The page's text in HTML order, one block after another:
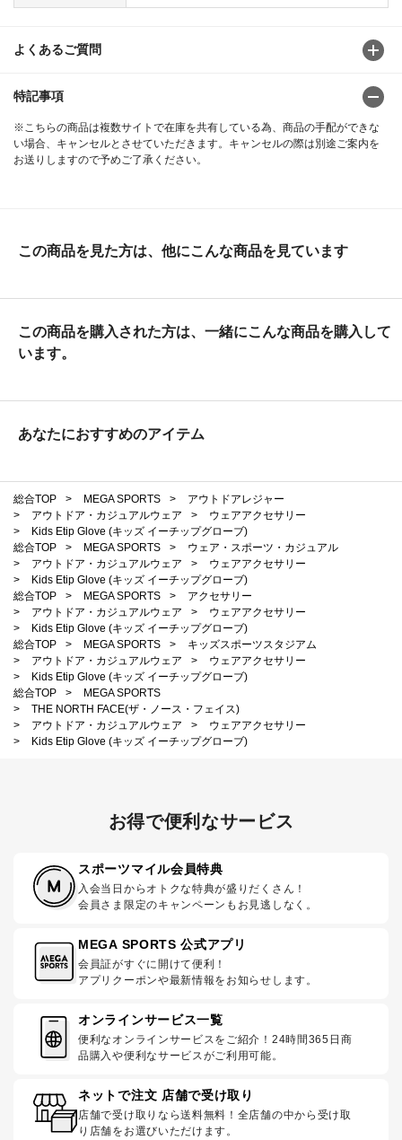
よくあるご質問
特記事項
※こちらの商品は複数サイトで在庫を共有している為、商品の手配ができな
い場合、キャンセルとさせていただきます。キャンセルの際は別途ご案内を
お送りしますので予めご了承ください。
この商品を見た方は、他にこんな商品を見ています
この商品を購入された方は、一緒にこんな商品を購入して
います。
あなたにおすすめのアイテム
総合TOP > MEGA SPORTS >
アウトドアレジャー
>
アウトドア・カジュアルウェア >
ウェアアクセサリー
>
Kids Etip Glove (キッズ イーチップグローブ)
総合TOP
> MEGA SPORTS >
ウェア・スポーツ・カジュアル
>
アウトドア・カジュアルウェア >
ウェアアクセサリー
>
Kids Etip Glove (キッズ イーチップグローブ)
総合TOP
> MEGA SPORTS >
アクセサリー
>
アウトドア・カジュアルウェア >
ウェアアクセサリー
>
Kids Etip Glove (キッズ イーチップグローブ)
総合TOP
> MEGA SPORTS >
キッズスポーツスタジアム
>
アウトドア・カジュアルウェア >
ウェアアクセサリー
>
Kids Etip Glove (キッズ イーチップグローブ)
総合TOP
>
MEGA SPORTS
>
THE NORTH FACE(ザ・ノース・フェイス)
>
アウトドア・カジュアルウェア >
ウェアアクセサリー
>
Kids Etip Glove (キッズ イーチップグローブ)
お得で便利なサービス
スポーツマイル会員特典
入会当日からオトクな特典が盛りだくさん！
会員さま限定のキャンペーンもお見逃しなく。
MEGA SPORTS 公式アプリ
会員証がすぐに開けて便利！
アプリクーポンや最新情報をお知らせします。
オンラインサービス一覧
便利なオンラインサービスをご紹介！24時間365日商
品購入や便利なサービスがご利用可能。
ネットで注文 店舗で受け取り
店舗で受け取りなら送料無料！全店舗の中から受け取
り店舗をお選びいただけます。